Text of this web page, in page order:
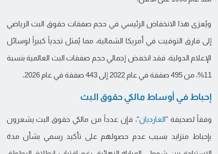
ويُعزى هذا الانخفاض الرئيسي في حجم صفقات حقوق البث الرياضي
إلى فارق التوقيت في أمريكا الشمالية، مما يُمثل تحدياً كبيراً لوسائل
الإعلام الدولية، فقد انخفض إجمالي حجم صفقات البث العالمية بنسبة
11%، من 495 صفقة في عام 2022 إلى 443 صفقة في عام 2026.
إحباط في أوساط مالكي حقوق البث
وفقاً لصحيفة "الغارديان"، فإن عدداً من مالكي حقوق البث يشعرون
بإحباط متزايد بسبب عدم حصولهم على تأكيد رسمي بشأن مدة